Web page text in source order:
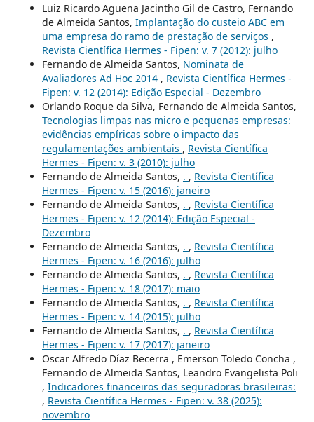
Luiz Ricardo Aguena Jacintho Gil de Castro, Fernando
de Almeida Santos, Implantação do custeio ABC em
uma empresa do ramo de prestação de serviços ,
Revista Científica Hermes - Fipen: v. 7 (2012): julho
Fernando de Almeida Santos, Nominata de
Avaliadores Ad Hoc 2014 , Revista Científica Hermes -
Fipen: v. 12 (2014): Edição Especial - Dezembro
Orlando Roque da Silva, Fernando de Almeida Santos,
Tecnologias limpas nas micro e pequenas empresas:
evidências empíricas sobre o impacto das
regulamentações ambientais , Revista Científica
Hermes - Fipen: v. 3 (2010): julho
Fernando de Almeida Santos, . , Revista Científica
Hermes - Fipen: v. 15 (2016): janeiro
Fernando de Almeida Santos, . , Revista Científica
Hermes - Fipen: v. 12 (2014): Edição Especial -
Dezembro
Fernando de Almeida Santos, . , Revista Científica
Hermes - Fipen: v. 16 (2016): julho
Fernando de Almeida Santos, . , Revista Científica
Hermes - Fipen: v. 18 (2017): maio
Fernando de Almeida Santos, . , Revista Científica
Hermes - Fipen: v. 14 (2015): julho
Fernando de Almeida Santos, . , Revista Científica
Hermes - Fipen: v. 17 (2017): janeiro
Oscar Alfredo Díaz Becerra , Emerson Toledo Concha ,
Fernando de Almeida Santos, Leandro Evangelista Poli
, Indicadores financeiros das seguradoras brasileiras:
, Revista Científica Hermes - Fipen: v. 38 (2025):
novembro